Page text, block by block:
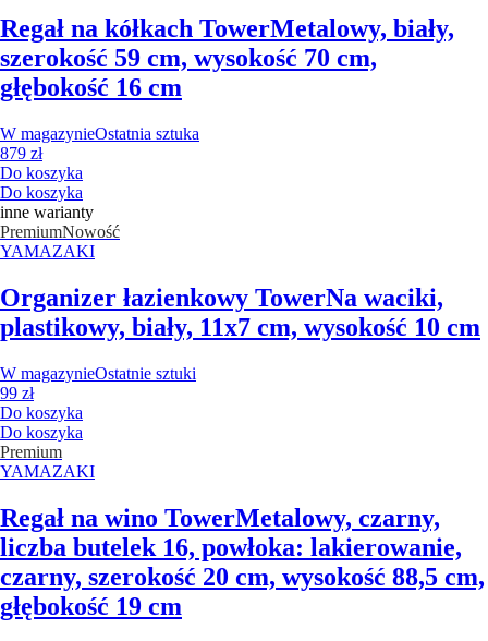
Regał na kółkach TowerMetalowy, biały,
szerokość 59 cm, wysokość 70 cm,
głębokość 16 cm
W magazynieOstatnia sztuka
879 zł
Do koszyka
Do koszyka
inne warianty
PremiumNowość
YAMAZAKI
Organizer łazienkowy TowerNa waciki,
plastikowy, biały, 11x7 cm, wysokość 10 cm
W magazynieOstatnie sztuki
99 zł
Do koszyka
Do koszyka
Premium
YAMAZAKI
Regał na wino TowerMetalowy, czarny,
liczba butelek 16, powłoka: lakierowanie,
czarny, szerokość 20 cm, wysokość 88,5 cm,
głębokość 19 cm